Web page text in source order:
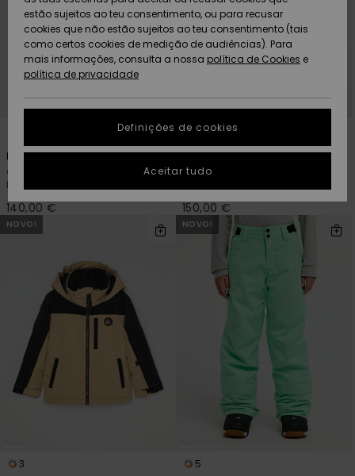
Artigos
recém-
chegados
Coleções
Artigos
recém-
chegados
Highlights
Community
AJUDA
Protecção de
dados
Guia de
tamanhos
conversa para
obteres a
resposta mais
rápida à tua
pergunta.
Encontra
respostas
para as
perguntas
mais
frequentes e o
nosso
formulário de
as FAQ
SUSTAINABILITY
PRESENTE
LISTA DE
Browdy Clux Adapt
Óculos de snowboard/ski Preto
homem
140,00 €
2
Forever 20K
Casaco técnico para a neve
150,00 €
NOVO!
3
NOVO!
5
estão sujeitos ao teu consentimento, ou para recusar
cookies que não estão sujeitos ao teu consentimento (tais
como certos cookies de medição de audiências). Para
mais informações, consulta a nossa política de Cookies e
política de privacidade
Definições de cookies
Aceitar tudo